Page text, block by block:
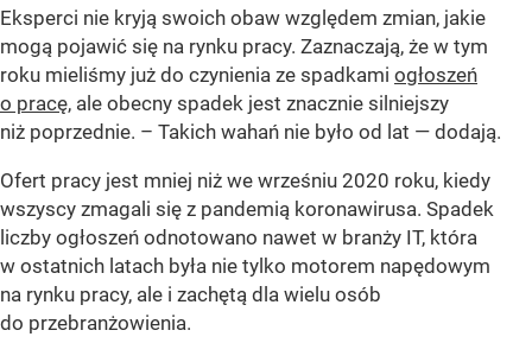
Eksperci nie kryją swoich obaw względem zmian, jakie
mogą pojawić się na rynku pracy. Zaznaczają, że w tym
roku mieliśmy już do czynienia ze spadkami ogłoszeń
o pracę, ale obecny spadek jest znacznie silniejszy
niż poprzednie. – Takich wahań nie było od lat — dodają.
Ofert pracy jest mniej niż we wrześniu 2020 roku, kiedy
wszyscy zmagali się z pandemią koronawirusa. Spadek
liczby ogłoszeń odnotowano nawet w branży IT, która
w ostatnich latach była nie tylko motorem napędowym
na rynku pracy, ale i zachętą dla wielu osób
do przebranżowienia.